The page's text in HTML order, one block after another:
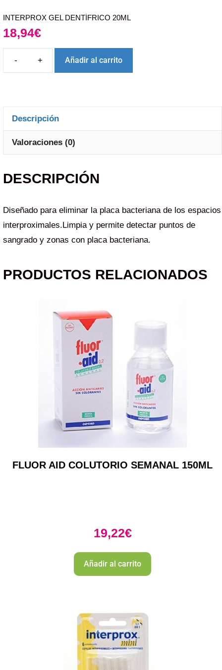
INTERPROX GEL DENTÍFRICO 20ML
18,94€
Añadir al carrito
Descripción
Valoraciones (0)
DESCRIPCIÓN
Diseñado para eliminar la placa bacteriana de los espacios
interproximales.Limpia y permite detectar puntos de
sangrado y zonas con placa bacteriana.
PRODUCTOS RELACIONADOS
FLUOR AID COLUTORIO SEMANAL 150ML
19,22€
Añadir al carrito